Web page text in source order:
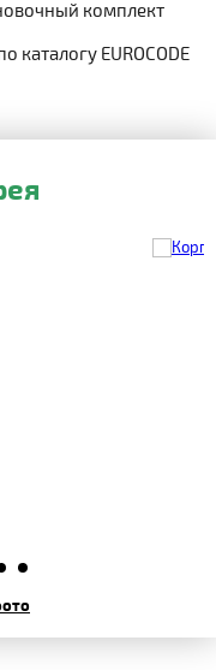
комплект
каталогу EUROCODE